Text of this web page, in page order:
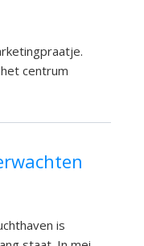
centrum
is